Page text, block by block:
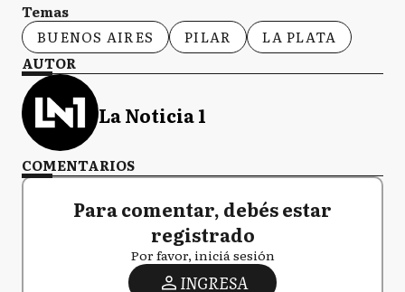
Temas
BUENOS AIRES
PILAR
LA PLATA
AUTOR
La Noticia 1
COMENTARIOS
Para comentar, debés estar
registrado
Por favor, iniciá sesión
INGRESA